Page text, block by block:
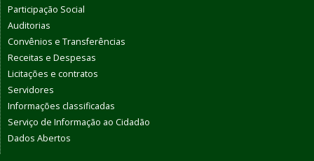
Participação Social
Auditorias
Convênios e Transferências
Receitas e Despesas
Licitações e contratos
Servidores
Informações classificadas
Serviço de Informação ao Cidadão
Dados Abertos